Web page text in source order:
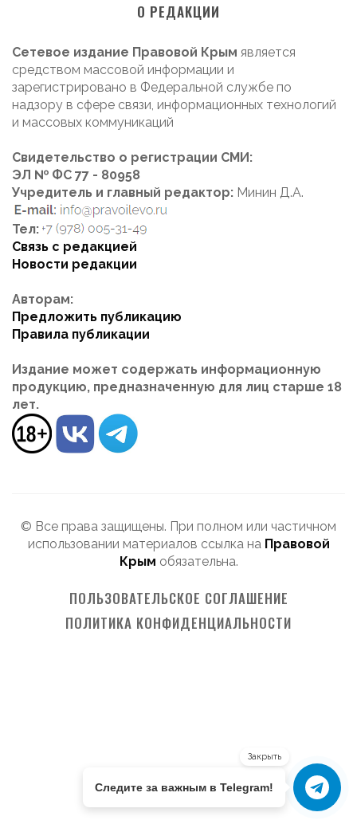
О РЕДАКЦИИ
Сетевое издание Правовой Крым является
средством массовой информации и
зарегистрировано в Федеральной службе по
надзору в сфере связи, информационных технологий
и массовых коммуникаций
Свидетельство о регистрации СМИ:
ЭЛ № ФС 77 - 80958
Учредитель и главный редактор: Минин Д.А.
Тел:
Связь с редакцией
Новости редакции
Авторам:
Предложить публикацию
Правила публикации
Издание может содержать информационную
продукцию, предназначенную для лиц старше 18
лет.
© Все права защищены. При полном или частичном
использовании материалов ссылка на Правовой
Крым обязательна.
ПОЛЬЗОВАТЕЛЬСКОЕ СОГЛАШЕНИЕ
ПОЛИТИКА КОНФИДЕНЦИАЛЬНОСТИ
Закрыть
Следите за важным в Telegram!